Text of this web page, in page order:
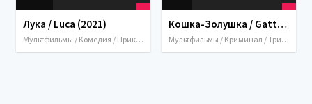
Лука / Luca (2021)
Мультфильмы / Комедия / Приключения / Семейный / Фэнтези / США / Италия
Кошка-Золушка / Gatta Cenerentola (2017)
Мультфильмы / Криминал / Триллер / 2017 / Италия